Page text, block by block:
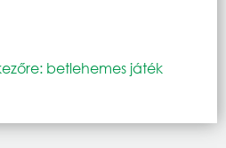
betlehemes játék